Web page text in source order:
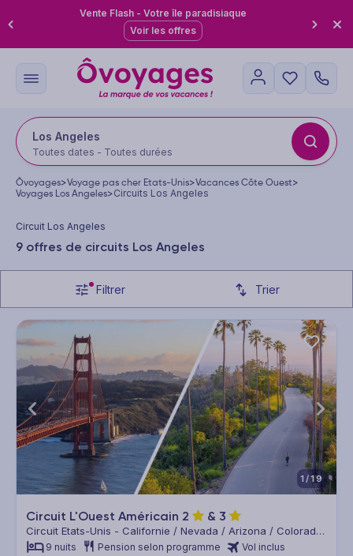
Vente Flash - Votre île paradisiaque
Voir les offres
Los Angeles
Toutes dates - Toutes durées
Ôvoyages>Voyage pas cher Etats-Unis>Vacances Côte Ouest>
Voyages Los Angeles>Circuits Los Angeles
Circuit Los Angeles
9 offres de circuits Los Angeles
Filtrer Trier
1/19
Circuit L'Ouest Américain 2 & 3
Circuit Etats-Unis - Californie / Nevada / Arizona / Colorado /
Utah9 nuits Pension selon programme Vol inclus